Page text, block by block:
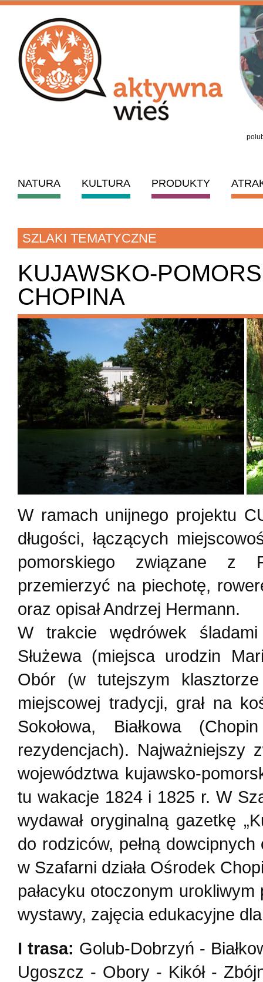
NATURA KULTURA PRODUKTY
SZLAKI TEMATYCZNE
KUJAWSKO-
CHOPINA
W ramach unijnego projektu
długości, łączących
pomorskiego związane z
przemierzyć na piechotę,
oraz opisał Andrzej Hermann.
W trakcie wędrówek
Służewa (miejsca urodzin
Obór (w tutejszym klasztorze
miejscowej tradycji, grał na
Sokołowa, Białkowa
rezydencjach). Najważniejszy
województwa kujawsko-
tu wakacje 1824 i 1825 r. W
wydawał oryginalną gazetkę
do rodziców, pełną
w Szafarni działa Ośrodek
pałacyku otoczonym
wystawy, zajęcia edukacyjne
I trasa: Golub-Dobrzyń -
Ugoszcz - Obory - Kikół -